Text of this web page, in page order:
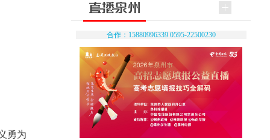
勇为
合作：15880996339 0595-22500230